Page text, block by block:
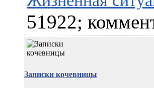
51922;
Записки кочевницы